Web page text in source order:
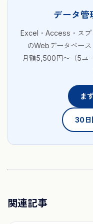
データ管
Excel・Access・スプ
のWebデータベー
月額5,500円〜（5ユ
ま
30日
関連記事